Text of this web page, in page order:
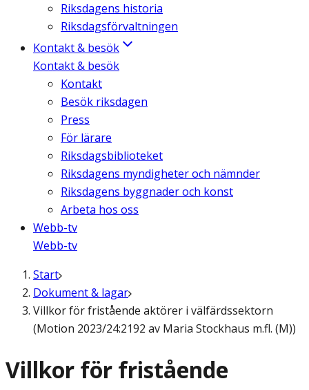
Riksdagens historia
Riksdagsförvaltningen
Kontakt & besök
Kontakt & besök
Kontakt
Besök riksdagen
Press
För lärare
Riksdagsbiblioteket
Riksdagens myndigheter och nämnder
Riksdagens byggnader och konst
Arbeta hos oss
Webb-tv
Webb-tv
Start
Dokument & lagar
Villkor för fristående aktörer i välfärdssektorn
(Motion 2023/24:2192 av Maria Stockhaus m.fl. (M))
Villkor för fristående